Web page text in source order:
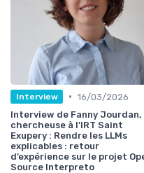
Interview • 16/03/2026
Interview de Fanny Jourdan,
chercheuse à l'IRT Saint
Exupery : Rendre les LLMs
explicables : retour
d’expérience sur le projet
Source Interpreto